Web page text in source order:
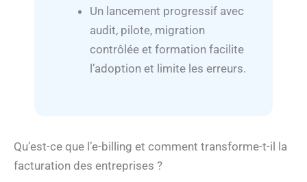
Un lancement progressif avec
audit, pilote, migration
contrôlée et formation facilite
l’adoption et limite les erreurs.
Qu’est-ce que l’e-billing et comment transforme-t-il la
facturation des entreprises ?